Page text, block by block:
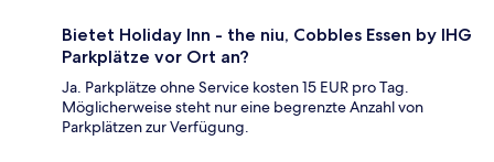
Bietet Holiday Inn - the niu, Cobbles Essen by IHG
Parkplätze vor Ort an?
Ja. Parkplätze ohne Service kosten 15 EUR pro Tag.
Möglicherweise steht nur eine begrenzte Anzahl von
Parkplätzen zur Verfügung.